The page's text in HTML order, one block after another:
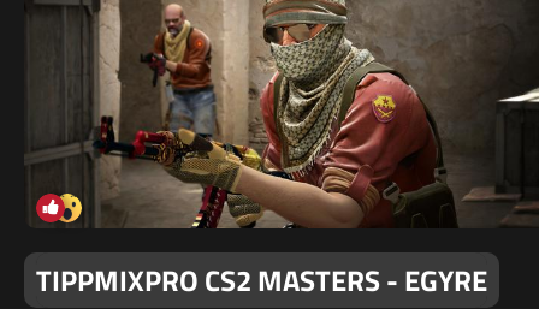
TIPPMIXPRO CS2 MASTERS - EGYRE